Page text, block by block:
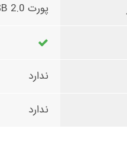
پورت USB 2.0
ندارد
ندارد